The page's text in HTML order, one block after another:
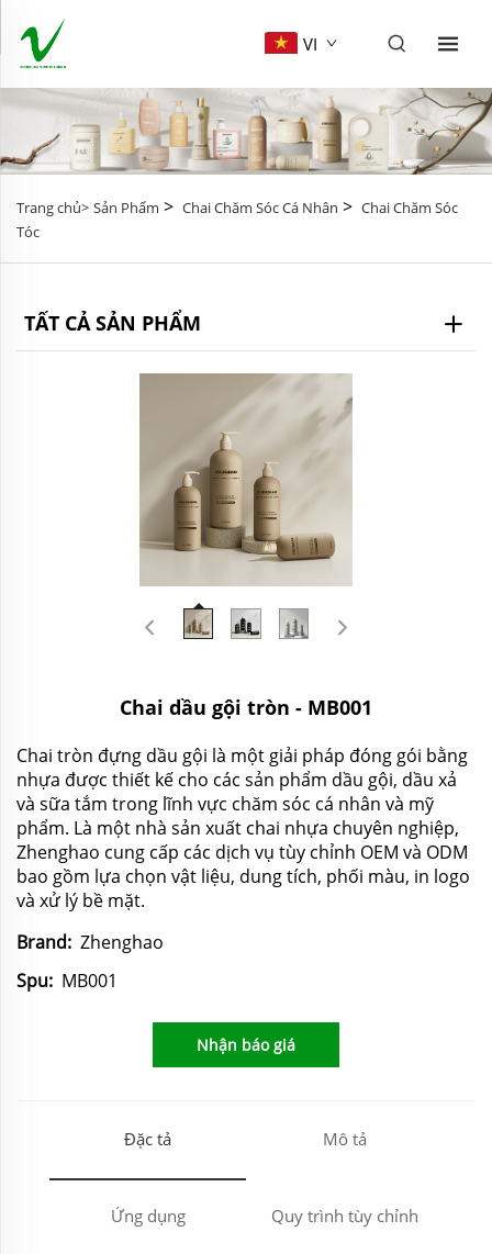
VI
Trang chủ> Sản Phẩm > Chai Chăm Sóc Cá Nhân > Chai Chăm Sóc
Tóc
TẤT CẢ SẢN PHẨM
Chai dầu gội tròn - MB001
Chai tròn đựng dầu gội là một giải pháp đóng gói bằng
nhựa được thiết kế cho các sản phẩm dầu gội, dầu xả
và sữa tắm trong lĩnh vực chăm sóc cá nhân và mỹ
phẩm. Là một nhà sản xuất chai nhựa chuyên nghiệp,
Zhenghao cung cấp các dịch vụ tùy chỉnh OEM và ODM
bao gồm lựa chọn vật liệu, dung tích, phối màu, in logo
và xử lý bề mặt.
Brand: Zhenghao
Spu: MB001
Nhận báo giá
Đặc tả Mô tả
Ứng dụng Quy trình tùy chỉnh